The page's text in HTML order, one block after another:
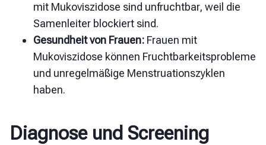
mit Mukoviszidose sind unfruchtbar, weil die
Samenleiter blockiert sind.
Gesundheit von Frauen: Frauen mit
Mukoviszidose können Fruchtbarkeitsprobleme
und unregelmäßige Menstruationszyklen
haben.
Diagnose und Screening